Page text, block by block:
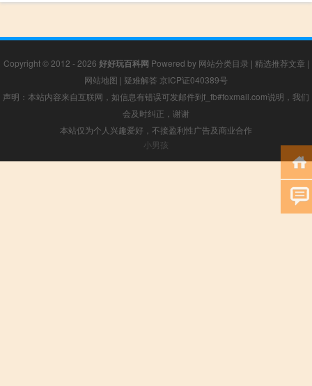
Copyright © 2012 - 2026 好好玩百科网 Powered by 网站分类目录 | 精选推荐文章 |
网站地图 | 疑难解答 京ICP证040389号
声明：本站内容来自互联网，如信息有错误可发邮件到f_fb#foxmail.com说明，我们
会及时纠正，谢谢
本站仅为个人兴趣爱好，不接盈利性广告及商业合作
小男孩